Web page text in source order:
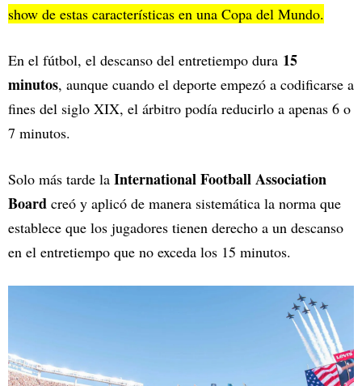
show de estas características en una Copa del Mundo.
En el fútbol, el descanso del entretiempo dura 15
minutos, aunque cuando el deporte empezó a codificarse a
fines del siglo XIX, el árbitro podía reducirlo a apenas 6 o
7 minutos.
Solo más tarde la International Football Association
Board creó y aplicó de manera sistemática la norma que
establece que los jugadores tienen derecho a un descanso
en el entretiempo que no exceda los 15 minutos.